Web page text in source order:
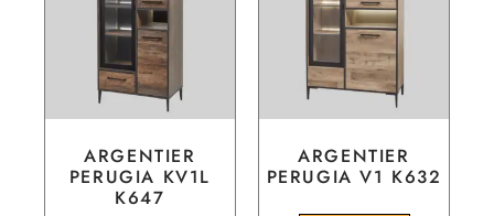
ARGENTIER
PERUGIA KV1L
K647
ARGENTIER
PERUGIA V1 K632